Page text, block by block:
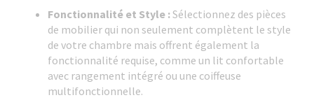
Fonctionnalité et Style :Sélectionnez des pièces
de mobilier qui non seulement complètent le style
de votre chambre mais offrent également la
fonctionnalité requise, comme un lit confortable
avec rangement intégré ou une coiffeuse
multifonctionnelle.